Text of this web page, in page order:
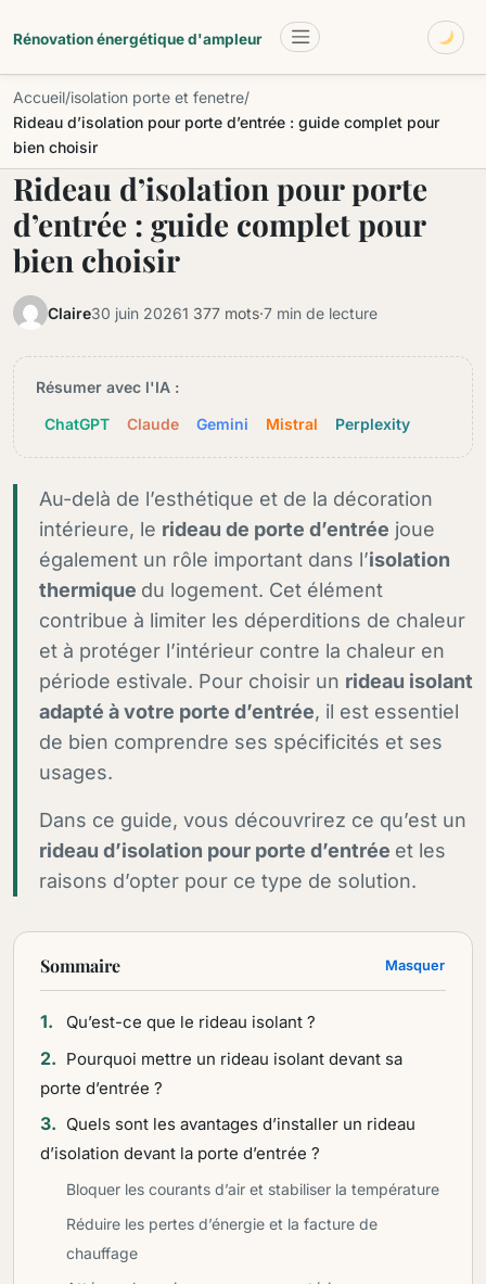
Rénovation énergétique d'ampleur
Rideau d’isolation pour porte
d’entrée : guide complet pour
bien choisir
Claire30 juin 20261 377 mots·7 min de lecture
Résumer avec l'IA :
ChatGPT
Claude Gemini Mistral Perplexity
Au-delà de l’esthétique et de la décoration
intérieure, le rideau de porte d’entrée joue
également un rôle important dans l’isolation
thermique du logement. Cet élément
contribue à limiter les déperditions de chaleur
et à protéger l’intérieur contre la chaleur en
période estivale. Pour choisir un rideau isolant
adapté à votre porte d’entrée, il est essentiel
de bien comprendre ses spécificités et ses
usages.
Dans ce guide, vous découvrirez ce qu’est un
rideau d’isolation pour porte d’entrée et les
raisons d’opter pour ce type de solution.
Sommaire Masquer
Qu’est-ce que le rideau isolant ?
Pourquoi mettre un rideau isolant devant sa
porte d’entrée ?
Quels sont les avantages d’installer un rideau
d’isolation devant la porte d’entrée ?
Bloquer les courants d’air et stabiliser la température
Réduire les pertes d’énergie et la facture de
chauffage
Accueil/isolation porte et fenetre/
Rideau d’isolation pour porte d’entrée : guide complet pour
bien choisir